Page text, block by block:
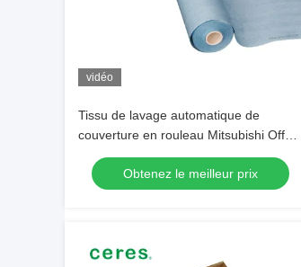
vidéo
Tissu de lavage automatique de
couverture en rouleau Mitsubishi Offset
Printing Tissu de nettoyage de
couverture non tissé
Obtenez le meilleur prix